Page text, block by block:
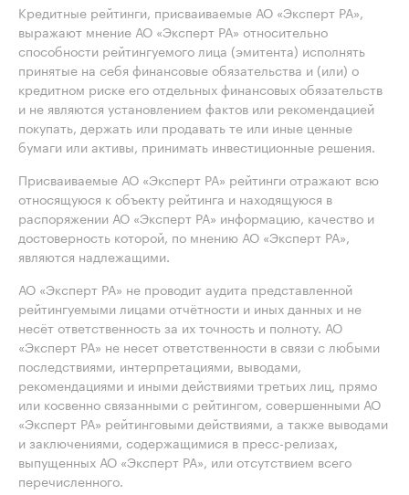
Кредитные рейтинги, присваиваемые АО «Эксперт РА»,
выражают мнение АО «Эксперт РА» относительно
способности рейтингуемого лица (эмитента) исполнять
принятые на себя финансовые обязательства и (или) о
кредитном риске его отдельных финансовых обязательств
и не являются установлением фактов или рекомендацией
покупать, держать или продавать те или иные ценные
бумаги или активы, принимать инвестиционные решения.
Присваиваемые АО «Эксперт РА» рейтинги отражают всю
относящуюся к объекту рейтинга и находящуюся в
распоряжении АО «Эксперт РА» информацию, качество и
достоверность которой, по мнению АО «Эксперт РА»,
являются надлежащими.
АО «Эксперт РА» не проводит аудита представленной
рейтингуемыми лицами отчётности и иных данных и не
несёт ответственность за их точность и полноту. АО
«Эксперт РА» не несет ответственности в связи с любыми
последствиями, интерпретациями, выводами,
рекомендациями и иными действиями третьих лиц, прямо
или косвенно связанными с рейтингом, совершенными АО
«Эксперт РА» рейтинговыми действиями, а также выводами
и заключениями, содержащимися в пресс-релизах,
выпущенных АО «Эксперт РА», или отсутствием всего
перечисленного.